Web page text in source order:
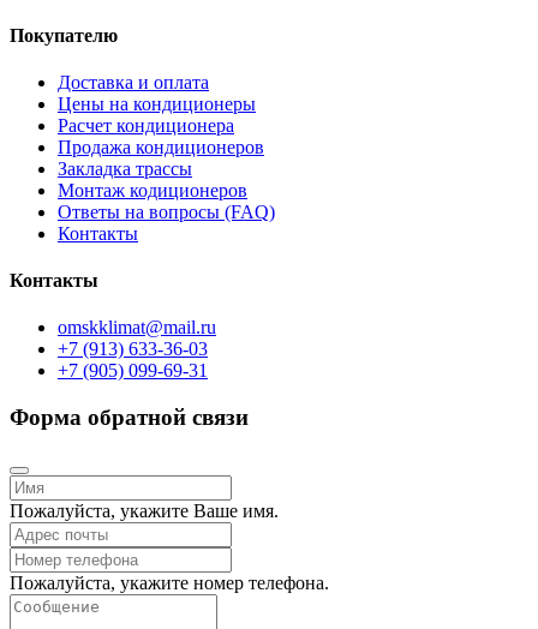
Покупателю
Доставка и оплата
Цены на кондиционеры
Расчет кондиционера
Продажа кондиционеров
Закладка трассы
Монтаж кодиционеров
Ответы на вопросы (FAQ)
Контакты
Контакты
omskklimat@mail.ru
+7 (913) 633-36-03
+7 (905) 099-69-31
Форма обратной связи
Пожалуйста, укажите Ваше имя.
Пожалуйста, укажите номер телефона.